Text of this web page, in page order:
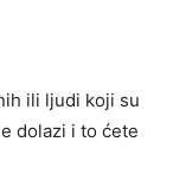
ili ljudi koji su
dolazi i to ćete